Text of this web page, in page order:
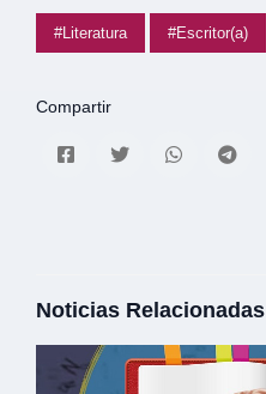
#Literatura #Escritor(a)
Compartir
Noticias Relacionadas